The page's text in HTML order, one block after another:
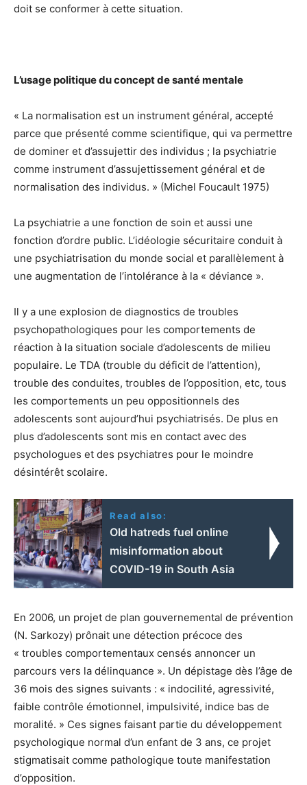
doit se conformer à cette situation.
L’usage politique du concept de santé mentale
« La normalisation est un instrument général, accepté
parce que présenté comme scientifique, qui va permettre
de dominer et d’assujettir des individus ; la psychiatrie
comme instrument d’assujettissement général et de
normalisation des individus. » (Michel Foucault 1975)
La psychiatrie a une fonction de soin et aussi une
fonction d’ordre public. L’idéologie sécuritaire conduit à
une psychiatrisation du monde social et parallèlement à
une augmentation de l’intolérance à la « déviance ».
Il y a une explosion de diagnostics de troubles
psychopathologiques pour les comportements de
réaction à la situation sociale d’adolescents de milieu
populaire. Le TDA (trouble du déficit de l’attention),
trouble des conduites, troubles de l’opposition, etc, tous
les comportements un peu oppositionnels des
adolescents sont aujourd’hui psychiatrisés. De plus en
plus d’adolescents sont mis en contact avec des
psychologues et des psychiatres pour le moindre
désintérêt scolaire.
Read also:
Old hatreds fuel online
misinformation about
COVID-19 in South Asia
En 2006, un projet de plan gouvernemental de prévention
(N. Sarkozy) prônait une détection précoce des
« troubles comportementaux censés annoncer un
parcours vers la délinquance ». Un dépistage dès l’âge de
36 mois des signes suivants : « indocilité, agressivité,
faible contrôle émotionnel, impulsivité, indice bas de
moralité. » Ces signes faisant partie du développement
psychologique normal d’un enfant de 3 ans, ce projet
stigmatisait comme pathologique toute manifestation
d’opposition.